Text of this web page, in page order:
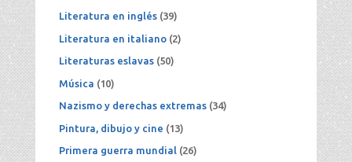
Literatura en inglés(39)
Literatura en italiano(2)
Literaturas eslavas(50)
Música (10)
Nazismo y derechas extremas(34)
Pintura, dibujo y cine (13)
Primera guerra mundial(26)